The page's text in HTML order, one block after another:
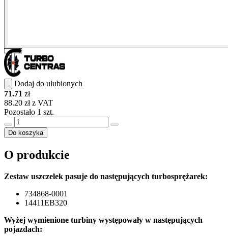
Dodaj do ulubionych
71.71 zł
88.20 zł z VAT
Pozostało 1 szt.
Do koszyka
O produkcie
Zestaw uszczelek pasuje do następujących turbosprężarek:
734868-0001
14411EB320
Wyżej wymienione turbiny występowały w następujących
pojazdach: